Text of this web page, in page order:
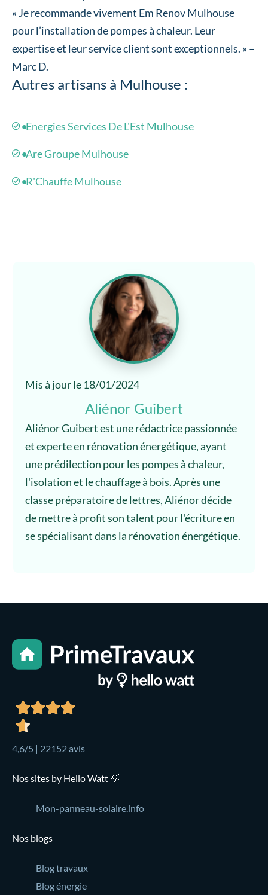
« Je recommande vivement Em Renov Mulhouse
pour l’installation de pompes à chaleur. Leur
expertise et leur service client sont exceptionnels. » –
Marc D.
Autres artisans à Mulhouse :
Energies Services De L'Est Mulhouse
Are Groupe Mulhouse
R'Chauffe Mulhouse
Mis à jour le 18/01/2024
Aliénor Guibert
Aliénor Guibert est une rédactrice passionnée
et experte en rénovation énergétique, ayant
une prédilection pour les pompes à chaleur,
l'isolation et le chauffage à bois. Après une
classe préparatoire de lettres, Aliénor décide
de mettre à profit son talent pour l'écriture en
se spécialisant dans la rénovation énergétique.
4,6/5 | 22152 avis
Nos sites by Hello Watt 💡
Mon-panneau-solaire.info
Nos blogs
Blog travaux
Blog énergie